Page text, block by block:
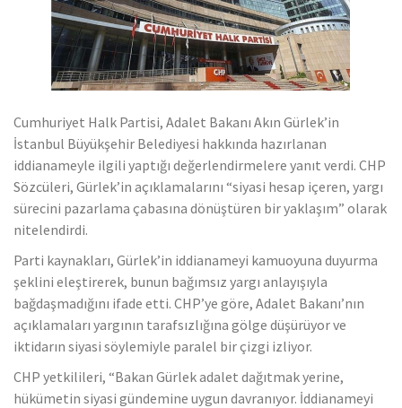
Cumhuriyet Halk Partisi, Adalet Bakanı Akın Gürlek’in
İstanbul Büyükşehir Belediyesi hakkında hazırlanan
iddianameyle ilgili yaptığı değerlendirmelere yanıt verdi. CHP
Sözcüleri, Gürlek’in açıklamalarını “siyasi hesap içeren, yargı
sürecini pazarlama çabasına dönüştüren bir yaklaşım” olarak
nitelendirdi.
Parti kaynakları, Gürlek’in iddianameyi kamuoyuna duyurma
şeklini eleştirerek, bunun bağımsız yargı anlayışıyla
bağdaşmadığını ifade etti. CHP’ye göre, Adalet Bakanı’nın
açıklamaları yargının tarafsızlığına gölge düşürüyor ve
iktidarın siyasi söylemiyle paralel bir çizgi izliyor.
CHP yetkilileri, “Bakan Gürlek adalet dağıtmak yerine,
hükümetin siyasi gündemine uygun davranıyor. İddianameyi